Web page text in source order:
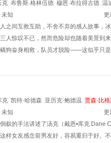
克 布鲁斯·格林伍德 穆恩·布拉得古德 温
未知
更
之间互救互助，不舍不弃的感人故事，
人惊叹不已，然而危险却也随着美景到
狗奋身相救，队员才脱险——这似乎只
克 凯特·哈德森 亚历克·鲍德温 贾森·比
未知
更
叙的手法讲述了汤克（戴恩•库克 Dane
样女友感念前男友好，容易重归于好。